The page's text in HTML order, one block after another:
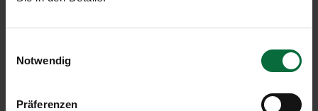
Notwendig
Präferenzen
+ € 5,90
+
Laugenbrezen rustikal - Fleisch (1 Stk.)